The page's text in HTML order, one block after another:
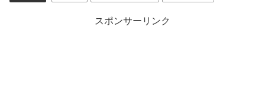
スポンサーリンク